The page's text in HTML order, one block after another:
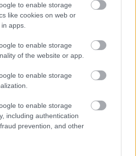
to enable storage
like cookies on web or
apps.
to enable storage
of the website or app.
to enable storage
to enable storage
including authentication
prevention, and other
Judit)
Franciska
befogadóként pedig
a Stúdió K-ban a k2 Színház
azAlföldi Róbert
rendezte A
nagy sikerű előadás,
által tavaly a legjobb